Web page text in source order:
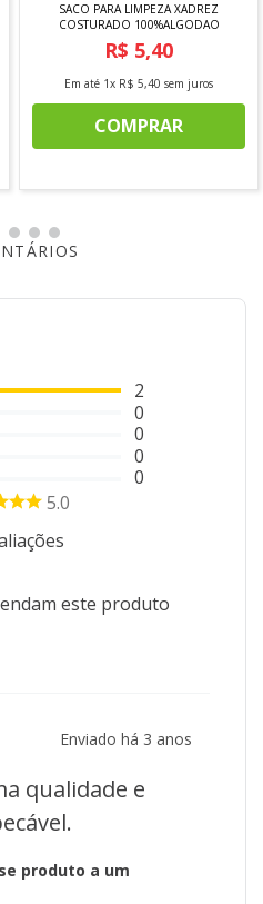
SACO PARA LIMPEZA XADREZ
COSTURADO 100%ALGODAO
R$ 5,40
Em até 1x R$ 5,40 sem juros
COMPRAR
2
0
0
0
0
5.0
este produto
Enviado há 3 anos
qualidade e
produto a um